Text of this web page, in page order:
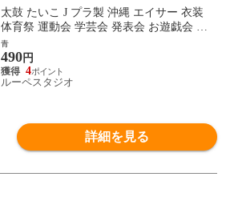
太鼓 たいこ J プラ製 沖縄 エイサー 衣装
体育祭 運動会 学芸会 発表会 お遊戯会 ダ
ンス 体操 踊り 鳴り物 楽器 幼児 子供 キッ
ズ 小学生 おもちゃ 民謡 琉球 室内
青
490円
4
ルーペスタジオ
詳細を見る